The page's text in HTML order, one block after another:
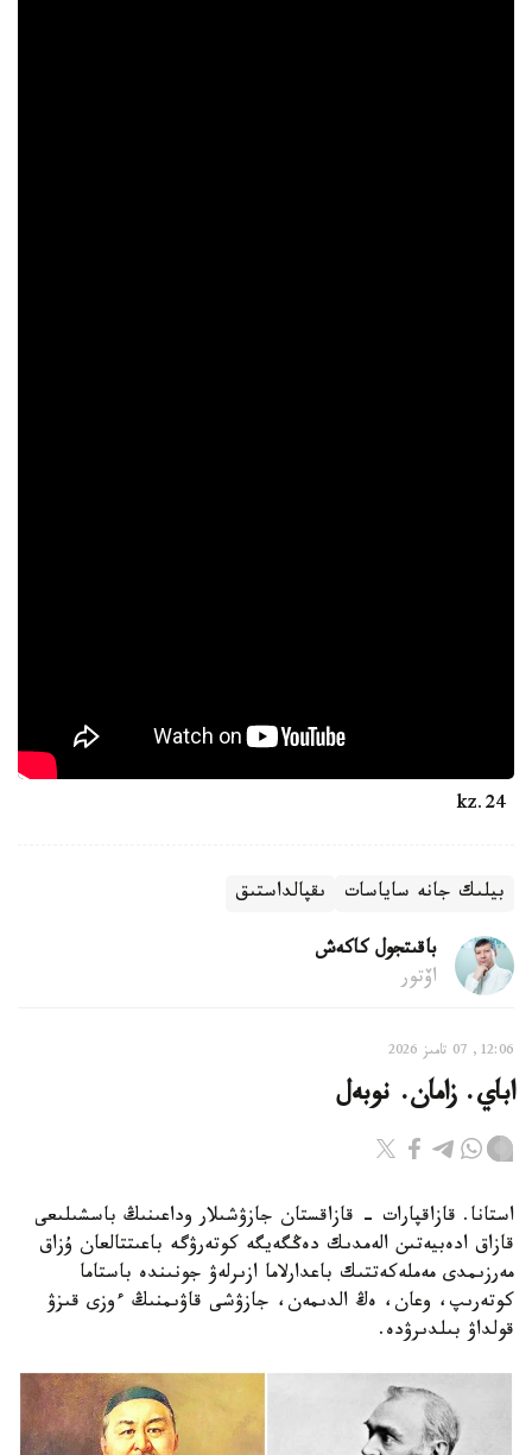
بيلىك جانە ساياسات ىقپالداستىق
باقىتجول كاكەش
اۆتور
12:06, 07 تامىز 2026
اباي. زامان. نوبەل
استانا. قازاقپارات - قازاقستان جازۋشىلار وداعىنىڭ باسشىلىعى
قازاق ادەبيەتىن الەمدىك دەڭگەيگە كوتەرۋگە باعىتتالعان ۇزاق
مەرزىمدى مەملەكەتتىك باعدارلاما ازىرلەۋ جونىندە باستاما
كوتەرىپ، وعان، ەڭ الدىمەن، جازۋشى قاۋىمنىڭ ءوزى قىزۋ
قولداۋ بىلدىرۋدە.